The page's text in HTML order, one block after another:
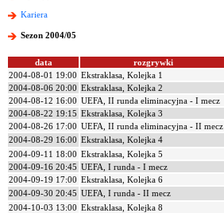
Kariera
Sezon 2004/05
data rozgrywki
2004-08-01 19:00 Ekstraklasa, Kolejka 1
2004-08-06 20:00 Ekstraklasa, Kolejka 2
2004-08-12 16:00 UEFA, II runda eliminacyjna - I mecz
2004-08-22 19:15 Ekstraklasa, Kolejka 3
2004-08-26 17:00 UEFA, II runda eliminacyjna - II mecz
2004-08-29 16:00 Ekstraklasa, Kolejka 4
2004-09-11 18:00 Ekstraklasa, Kolejka 5
2004-09-16 20:45 UEFA, I runda - I mecz
2004-09-19 17:00 Ekstraklasa, Kolejka 6
2004-09-30 20:45 UEFA, I runda - II mecz
2004-10-03 13:00 Ekstraklasa, Kolejka 8